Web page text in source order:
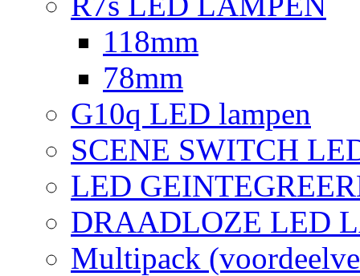
118mm
78mm
G10q LED lampen
SCENE SWITCH
LED
DRAADLOZE LED
Multipack